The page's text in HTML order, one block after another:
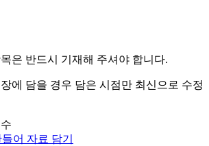
은 반드시 기재해 주셔야 합니다.
에 담을 경우 담은 시점만 최신으로 수정
어 자료 담기